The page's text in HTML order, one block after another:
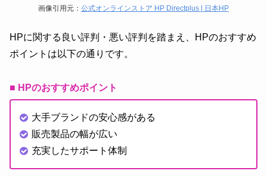
画像引用元： 公式オンラインストア HP Directplus | 日本HP
HPに関する良い評判・悪い評判を踏まえ、HPのおすすめ
ポイントは以下の通りです。
■ HPのおすすめポイント
大手ブランドの安心感がある
販売製品の幅が広い
充実したサポート体制